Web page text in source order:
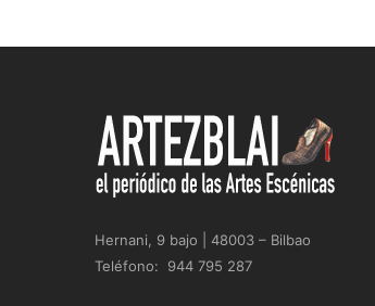
Hernani, 9 bajo | 48003 – Bilbao
Teléfono: 944 795 287